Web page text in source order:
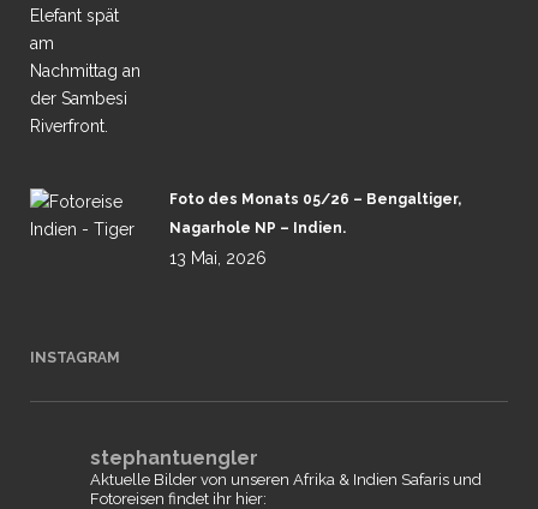
Foto des Monats 05/26 – Bengaltiger,
Nagarhole NP – Indien.
13 Mai, 2026
INSTAGRAM
stephantuengler
Aktuelle Bilder von unseren Afrika & Indien Safaris und
Fotoreisen findet ihr hier: